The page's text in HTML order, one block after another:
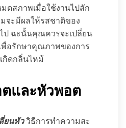
ดสภาพเมื่อใช้งานไปสัก
จะมีผลให้รสชาติของ
ป ฉะนั้นคุณควรจะเปลี่ยน
พื่อรักษาคุณภาพของการ
กิดกลิ่นไหม้
และหัวพอต
ยนหัววิธีการทำความสะ